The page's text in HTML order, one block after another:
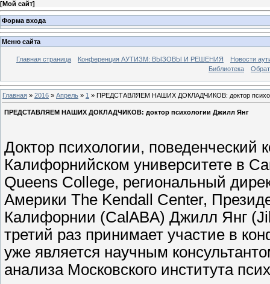
[Мой сайт]
Форма входа
Меню сайта
Главная страница Конференция АУТИЗМ: ВЫЗОВЫ И РЕШЕНИЯ
Новости
Библиотека
Главная » 2016 » Апрель » 1 » ПРЕДСТАВЛЯЕМ НАШИХ ДОКЛАДЧИКОВ: доктор
ПРЕДСТАВЛЯЕМ НАШИХ ДОКЛАДЧИКОВ: доктор психологии Джилл Янг
Доктор психологии, поведенческий
Калифорнийском университете в
Queens College, региональный
Америки The Kendall Center,
Калифорнии (CalABA) Джилл Янг
третий раз принимает участие в
уже является научным
анализа Московского института